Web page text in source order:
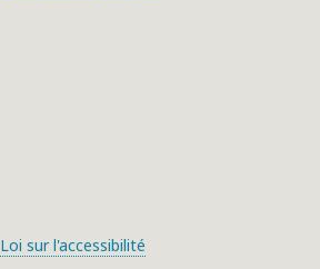
Loi sur l'accessibilité